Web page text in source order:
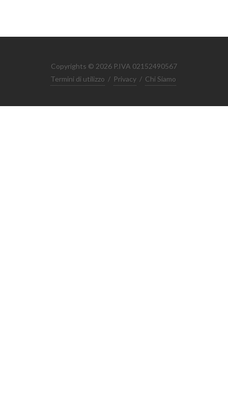
Copyrights © 2026 P.IVA 02152490567
Termini di utilizzo / Privacy / Chi Siamo